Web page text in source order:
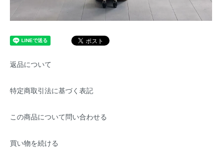
返品について
特定商取引法に基づく表記
この商品について問い合わせる
買い物を続ける